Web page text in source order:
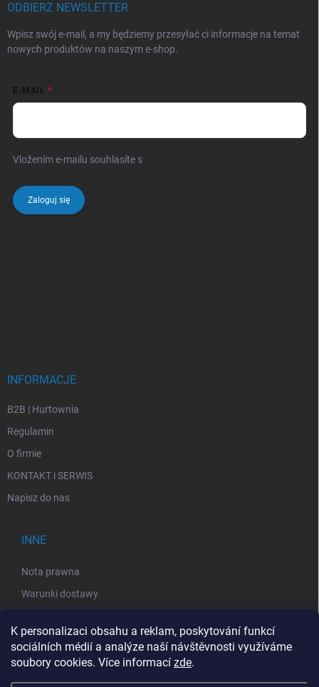
K personalizaci obsahu a reklam, poskytování funkcí
sociálních médií a analýze naší návštěvnosti využíváme
soubory cookies. Více informací zde.
ODBIERZ NEWSLETTER
Wpisz swój e-mail, a my będziemy przesyłać ci informacje na temat
nowych produktów na naszym e-shop.
E-MAIL
Vložením e-mailu souhlasíte s
Zaloguj się
INFORMACJE
B2B | Hurtownia
Regulamin
O firmie
KONTAKT i SERWIS
Napisz do nas
INNE
Nota prawna
Warunki dostawy
Regulamin
Zwrot sprzętu elektrycznego